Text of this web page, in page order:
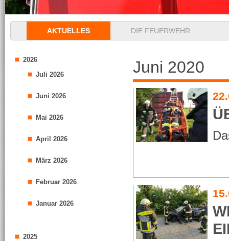
Navigation
überspringenAKTUELLES DIE FEUERWEHR
2026
Juli 2026
Juni 2026
Mai 2026
April 2026
März 2026
Februar 2026
Januar 2026
2025
Juni 2020